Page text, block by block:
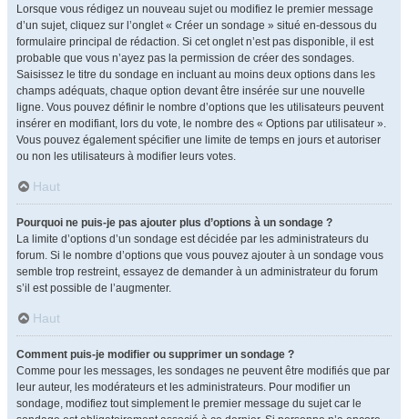
Lorsque vous rédigez un nouveau sujet ou modifiez le premier message
d’un sujet, cliquez sur l’onglet « Créer un sondage » situé en-dessous du
formulaire principal de rédaction. Si cet onglet n’est pas disponible, il est
probable que vous n’ayez pas la permission de créer des sondages.
Saisissez le titre du sondage en incluant au moins deux options dans les
champs adéquats, chaque option devant être insérée sur une nouvelle
ligne. Vous pouvez définir le nombre d’options que les utilisateurs peuvent
insérer en modifiant, lors du vote, le nombre des « Options par utilisateur ».
Vous pouvez également spécifier une limite de temps en jours et autoriser
ou non les utilisateurs à modifier leurs votes.
Haut
Pourquoi ne puis-je pas ajouter plus d’options à un sondage ?
La limite d’options d’un sondage est décidée par les administrateurs du
forum. Si le nombre d’options que vous pouvez ajouter à un sondage vous
semble trop restreint, essayez de demander à un administrateur du forum
s’il est possible de l’augmenter.
Haut
Comment puis-je modifier ou supprimer un sondage ?
Comme pour les messages, les sondages ne peuvent être modifiés que par
leur auteur, les modérateurs et les administrateurs. Pour modifier un
sondage, modifiez tout simplement le premier message du sujet car le